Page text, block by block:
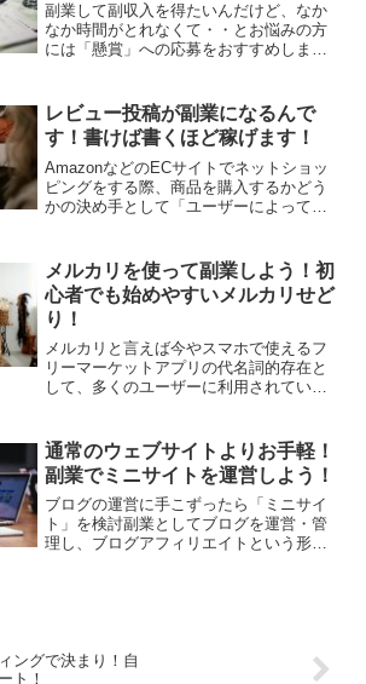
副業して副収入を得たいんだけど、なか
なか時間がとれなくて・・とお悩みの方
には「懸賞」への応募をおすすめしま
まで、あらゆるところに懸賞情報が溢れ
ています。懸賞に応募するだ...
レビュー投稿が副業になるんで
す！書けば書くほど稼げます！
AmazonなどのECサイトでネットショッ
ピングをする際、商品を購入するかどう
かの決め手として「ユーザーによって投
実際、メーカーなどが発信している美辞
麗句が並んだ商品の...
メルカリを使って副業しよう！初
心者でも始めやすいメルカリせど
り！
メルカリと言えば今やスマホで使えるフ
リーマーケットアプリの代名詞的存在と
して、多くのユーザーに利用されていま
があります。やはりスマホ一台あれば無
料で始められるお気軽...
通常のウェブサイトよりお手軽！
副業でミニサイトを運営しよう！
ブログの運営に手こずったら「ミニサイ
ト」を検討副業としてブログを運営・管
理し、ブログアフィリエイトという形で
ングで決まり！自
ト！